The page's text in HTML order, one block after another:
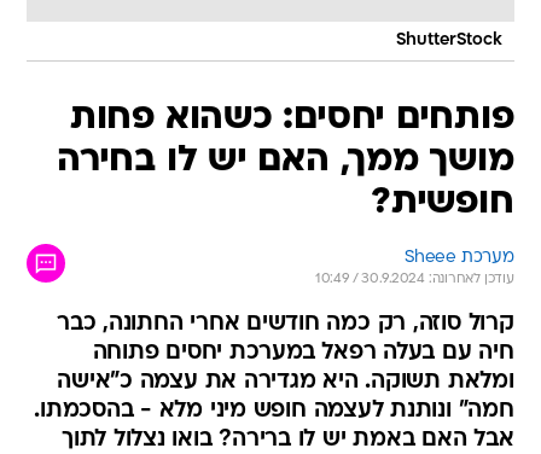
ShutterStock
פותחים יחסים: כשהוא פחות
מושך ממך, האם יש לו בחירה
חופשית?
מערכת Sheee
עודכן לאחרונה: 30.9.2024 / 10:49
קרול סוזה, רק כמה חודשים אחרי החתונה, כבר
חיה עם בעלה רפאל במערכת יחסים פתוחה
ומלאת תשוקה. היא מגדירה את עצמה כ"אישה
חמה" ונותנת לעצמה חופש מיני מלא - בהסכמתו.
אבל האם באמת יש לו ברירה? בואו נצלול לתוך